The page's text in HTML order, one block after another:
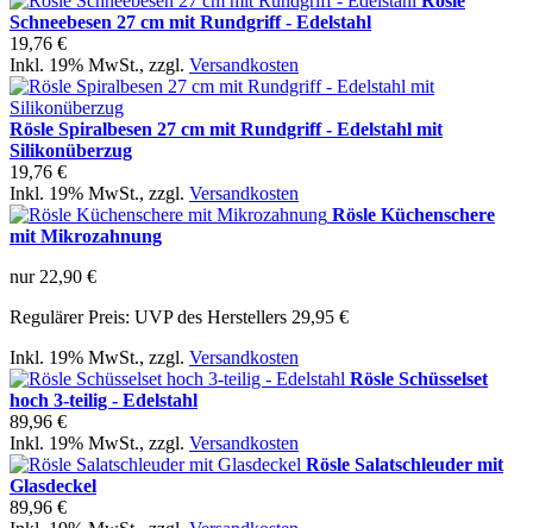
Schneebesen 27 cm mit Rundgriff - Edelstahl
19,76 €
Inkl. 19% MwSt., zzgl. Versandkosten
Rösle Spiralbesen 27 cm mit Rundgriff - Edelstahl mit
Silikonüberzug
19,76 €
Inkl. 19% MwSt., zzgl. Versandkosten
Rösle Küchenschere
mit Mikrozahnung
nur 22,90 €
Regulärer Preis: UVP des Herstellers 29,95 €
Inkl. 19% MwSt., zzgl. Versandkosten
Rösle Schüsselset
hoch 3-teilig - Edelstahl
89,96 €
Inkl. 19% MwSt., zzgl. Versandkosten
Rösle Salatschleuder mit
Glasdeckel
89,96 €